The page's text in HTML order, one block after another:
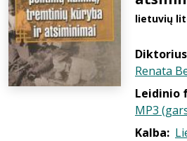
lietuvių
Renata
Leidinio
MP3
Kalba: